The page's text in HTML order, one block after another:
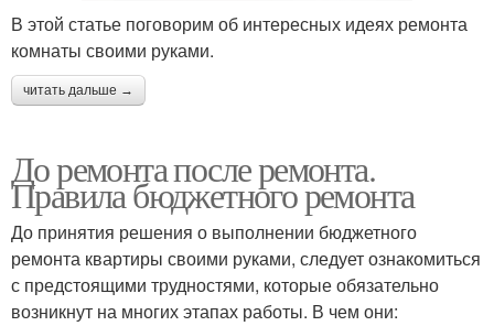
В этой статье поговорим об интересных идеях ремонта
комнаты своими руками.
читать дальше →
До ремонта после ремонта.
Правила бюджетного ремонта
До принятия решения о выполнении бюджетного
ремонта квартиры своими руками, следует ознакомиться
с предстоящими трудностями, которые обязательно
возникнут на многих этапах работы. В чем они: